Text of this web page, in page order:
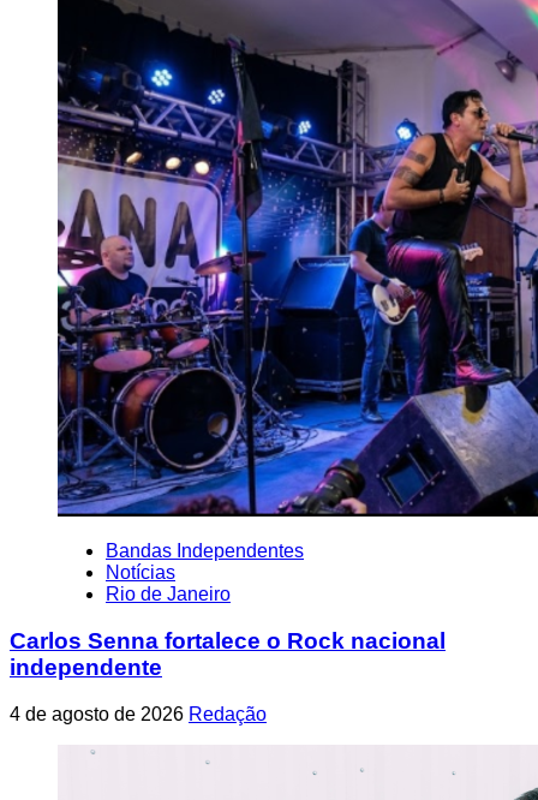
Bandas Independentes
Notícias
Rio de Janeiro
Carlos Senna fortalece o Rock nacional
independente
4 de agosto de 2026 Redação